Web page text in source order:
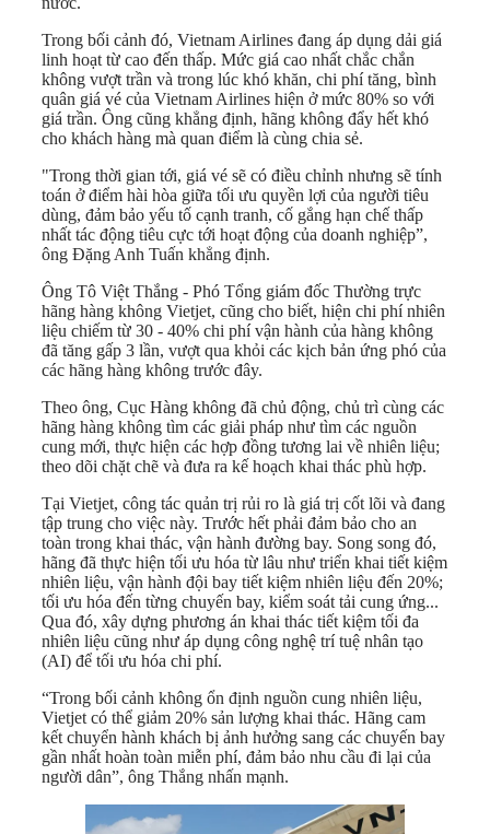
Trong bối cảnh đó, Vietnam Airlines đang áp dụng dải giá
linh hoạt từ cao đến thấp. Mức giá cao nhất chắc chắn
không vượt trần và trong lúc khó khăn, chi phí tăng, bình
quân giá vé của Vietnam Airlines hiện ở mức 80% so với
giá trần. Ông cũng khẳng định, hãng không đẩy hết khó
cho khách hàng mà quan điểm là cùng chia sẻ.
"Trong thời gian tới, giá vé sẽ có điều chỉnh nhưng sẽ tính
toán ở điểm hài hòa giữa tối ưu quyền lợi của người tiêu
dùng, đảm bảo yếu tố cạnh tranh, cố gắng hạn chế thấp
nhất tác động tiêu cực tới hoạt động của doanh nghiệp”,
ông Đặng Anh Tuấn khẳng định.
Ông Tô Việt Thắng - Phó Tổng giám đốc Thường trực
hãng hàng không Vietjet, cũng cho biết, hiện chi phí nhiên
liệu chiếm từ 30 - 40% chi phí vận hành của hàng không
đã tăng gấp 3 lần, vượt qua khỏi các kịch bản ứng phó của
các hãng hàng không trước đây.
Theo ông, Cục Hàng không đã chủ động, chủ trì cùng các
hãng hàng không tìm các giải pháp như tìm các nguồn
cung mới, thực hiện các hợp đồng tương lai về nhiên liệu;
theo dõi chặt chẽ và đưa ra kế hoạch khai thác phù hợp.
Tại Vietjet, công tác quản trị rủi ro là giá trị cốt lõi và đang
tập trung cho việc này. Trước hết phải đảm bảo cho an
toàn trong khai thác, vận hành đường bay. Song song đó,
hãng đã thực hiện tối ưu hóa từ lâu như triển khai tiết kiệm
nhiên liệu, vận hành đội bay tiết kiệm nhiên liệu đến 20%;
tối ưu hóa đến từng chuyến bay, kiểm soát tải cung ứng...
Qua đó, xây dựng phương án khai thác tiết kiệm tối đa
nhiên liệu cũng như áp dụng công nghệ trí tuệ nhân tạo
(AI) để tối ưu hóa chi phí.
“Trong bối cảnh không ổn định nguồn cung nhiên liệu,
Vietjet có thể giảm 20% sản lượng khai thác. Hãng cam
kết chuyển hành khách bị ảnh hưởng sang các chuyến bay
gần nhất hoàn toàn miễn phí, đảm bảo nhu cầu đi lại của
người dân”, ông Thắng nhấn mạnh.